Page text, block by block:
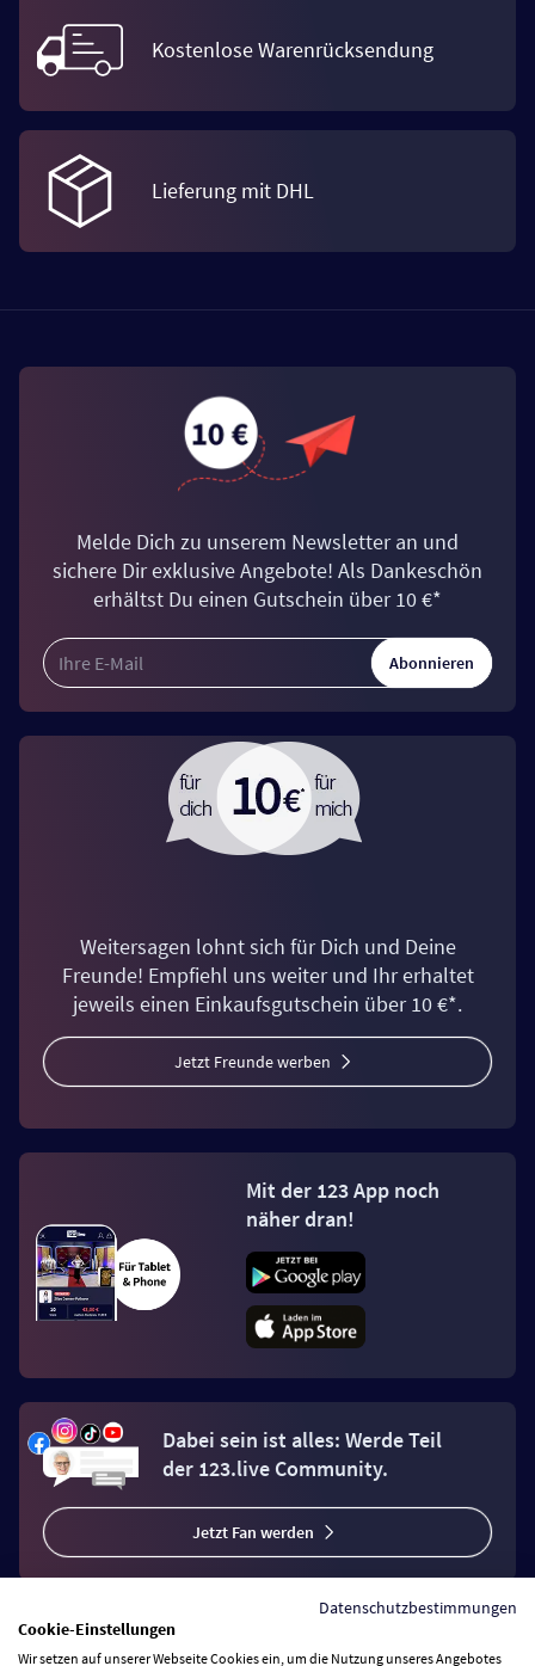
Kostenlose Warenrücksendung
Lieferung mit DHL
Melde Dich zu unserem Newsletter an und
sichere Dir exklusive Angebote! Als Dankeschön
erhältst Du einen Gutschein über 10 €*
Abonnieren
Weitersagen lohnt sich für Dich und Deine
Freunde! Empfiehl uns weiter und Ihr erhaltet
jeweils einen Einkaufsgutschein über 10 €*.
Jetzt Freunde werben
Mit der 123 App noch
näher dran!
Dabei sein ist alles: Werde Teil
der 123.live Community.
Jetzt Fan werden
Datenschutzbestimmungen
Cookie-Einstellungen
Wir setzen auf unserer Webseite Cookies ein, um die Nutzung unseres Angebotes